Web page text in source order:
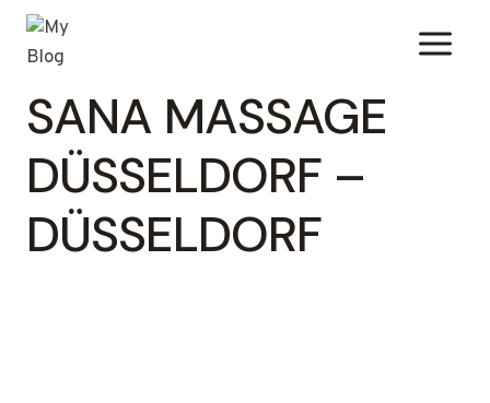
Zum
Inhalt
springen
SANA MASSAGE
DÜSSELDORF –
DÜSSELDORF